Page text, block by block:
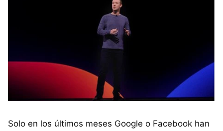
Solo en los últimos meses Google o Facebook han